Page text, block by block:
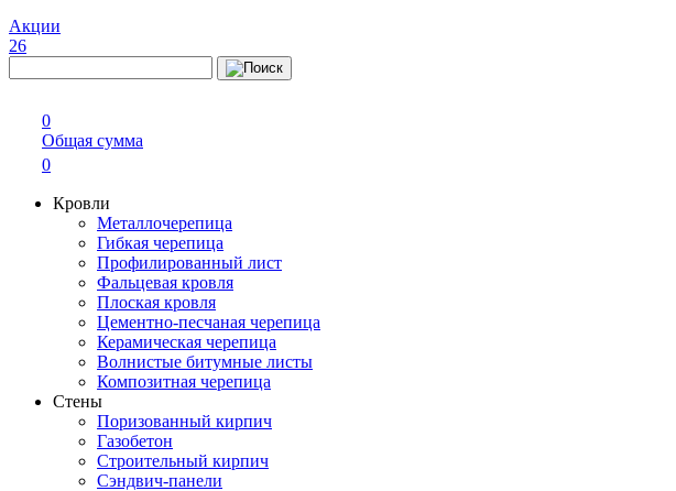
Акции
26
0
Общая сумма
0
Кровли
Металлочерепица
Гибкая черепица
Профилированный лист
Фальцевая кровля
Плоская кровля
Цементно-песчаная черепица
Керамическая черепица
Волнистые битумные листы
Композитная черепица
Стены
Поризованный кирпич
Газобетон
Строительный кирпич
Сэндвич-панели